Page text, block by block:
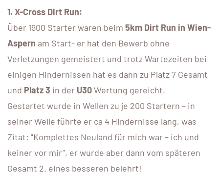
1. X-Cross Dirt Run:
Über 1900 Starter waren beim 5km Dirt Run in Wien-
Aspern am Start- er hat den Bewerb ohne
Verletzungen gemeistert und trotz Wartezeiten bei
einigen Hindernissen hat es dann zu Platz 7 Gesamt
und Platz 3 in der U30Wertung gereicht.
Gestartet wurde in Wellen zu je 200 Startern – in
seiner Welle führte er ca 4 Hindernisse lang, was
Zitat: "Komplettes Neuland für mich war – ich und
keiner vor mir", er wurde aber dann vom späteren
Gesamt 2. eines besseren belehrt!